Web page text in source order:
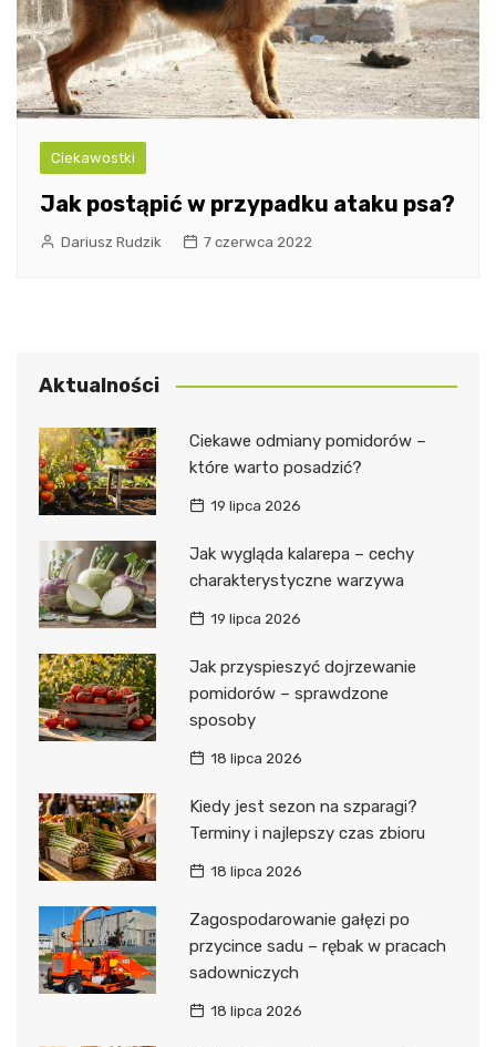
Ciekawostki
Jak postąpić w przypadku ataku psa?
Dariusz Rudzik 7 czerwca 2022
Aktualności
Ciekawe odmiany pomidorów –
które warto posadzić?
19 lipca 2026
Jak wygląda kalarepa – cechy
charakterystyczne warzywa
19 lipca 2026
Jak przyspieszyć dojrzewanie
pomidorów – sprawdzone
sposoby
18 lipca 2026
Kiedy jest sezon na szparagi?
Terminy i najlepszy czas zbioru
18 lipca 2026
Zagospodarowanie gałęzi po
przycince sadu – rębak w pracach
sadowniczych
18 lipca 2026